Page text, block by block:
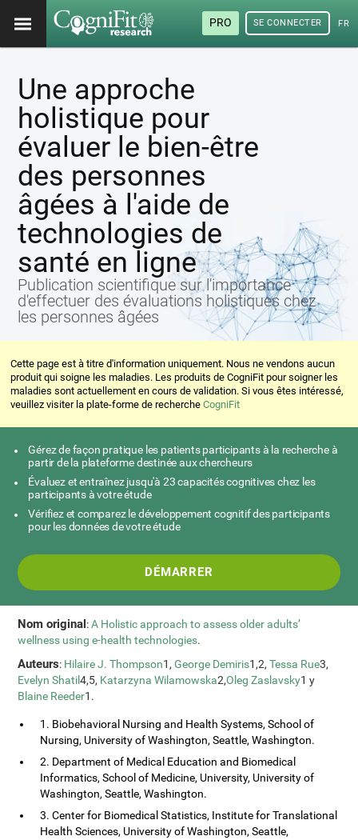
PRO SE CONNECTER
Une approche
holistique pour
évaluer le bien-être
des personnes
âgées à l'aide de
technologies de
santé en ligne
Publication scientifique sur l'importance
d'effectuer des évaluations holistiques chez
les personnes âgées
Cette page est à titre d'information uniquement. Nous ne vendons aucun
produit qui soigne les maladies. Les produits de CogniFit pour soigner les
maladies sont actuellement en cours de validation. Si vous êtes intéressé,
veuillez visiter la plate-forme de rechercheCogniFit
Gérez de façon pratique les patients participants à la recherche à
partir de la plateforme destinée aux chercheurs
Évaluez et entraînez jusqu'à 23 capacités cognitives chez les
participants à votre étude
Vérifiez et comparez le développement cognitif des participants
pour les données de votre étude
DÉMARRER
Nom original:A Holistic approach to assess older adults’
wellness using e-health technologies.
Auteurs: Hilaire J. Thompson1,George Demiris1,2,Tessa Rue3,
Evelyn Shatil4,5, Katarzyna Wilamowska2,Oleg Zaslavsky1 y
Blaine Reeder1.
1. Biobehavioral Nursing and Health Systems, School of
Nursing, University of Washington, Seattle, Washington.
2. Department of Medical Education and Biomedical
Informatics, School of Medicine, University, University of
Washington, Seattle, Washington.
3. Center for Biomedical Statistics, Institute for Translational
Health Sciences, University of Washington, Seattle,